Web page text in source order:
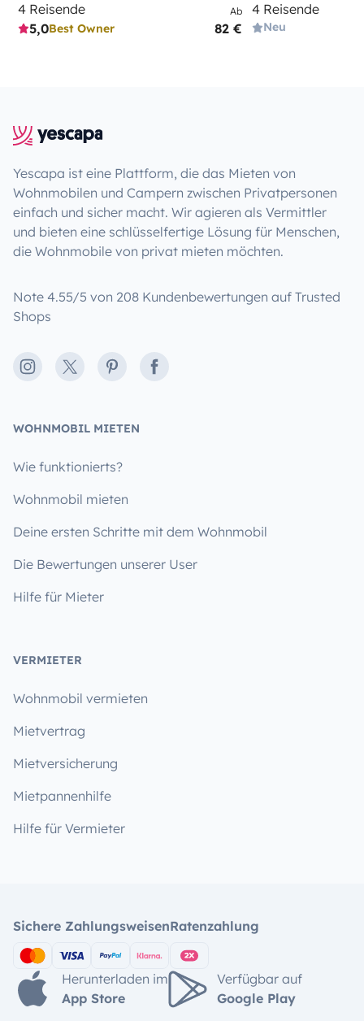
4 Reisende
5,0Best Owner
Ab
82 €
4 Reisende
Neu
Yescapa ist eine Plattform, die das Mieten von
Wohnmobilen und Campern zwischen Privatpersonen
einfach und sicher macht. Wir agieren als Vermittler
und bieten eine schlüsselfertige Lösung für Menschen,
die Wohnmobile von privat mieten möchten.
Note 4.55/5 von 208 Kundenbewertungen auf Trusted
Shops
Instagram
X PinterestFacebook
WOHNMOBIL MIETEN
Wie funktionierts?
Wohnmobil mieten
Deine ersten Schritte mit dem Wohnmobil
Die Bewertungen unserer User
Hilfe für Mieter
VERMIETER
Wohnmobil vermieten
Mietvertrag
Mietversicherung
Mietpannenhilfe
Hilfe für Vermieter
Sichere ZahlungsweisenRatenzahlung
Herunterladen im
App Store
Verfügbar auf
Google Play